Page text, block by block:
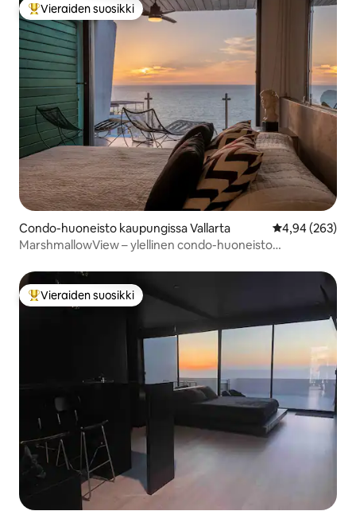
Vieraiden suosikkien parhaimmistoa
Vieraiden suosikki
Condo-huoneisto kaupungissa Vallarta
4,94 (263)
MarshmallowView – ylellinen condo-huoneisto
Vieraiden suosikkien parhaimmistoa
Vieraiden suosikki